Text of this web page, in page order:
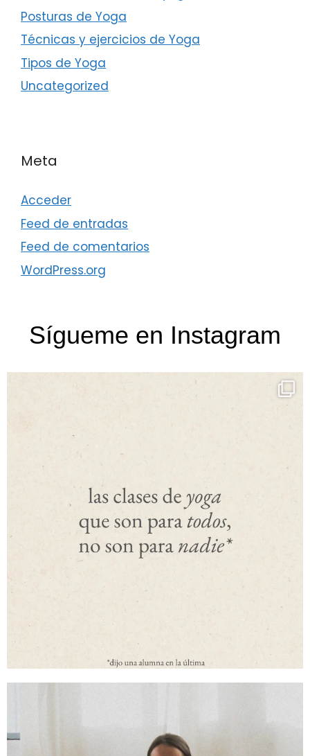
Posturas de Yoga
Técnicas y ejercicios de Yoga
Tipos de Yoga
Uncategorized
Meta
Acceder
Feed de entradas
Feed de comentarios
WordPress.org
Sígueme en Instagram